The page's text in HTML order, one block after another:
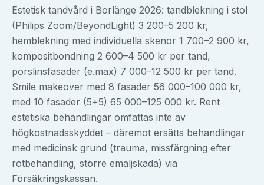
Estetisk tandvård i Borlänge 2026: tandblekning i stol
(Philips Zoom/BeyondLight) 3 200–5 200 kr,
hemblekning med individuella skenor 1 700–2 900 kr,
kompositbondning 2 600–4 500 kr per tand,
porslinsfasader (e.max) 7 000–12 500 kr per tand.
Smile makeover med 8 fasader 56 000–100 000 kr,
med 10 fasader (5+5) 65 000–125 000 kr. Rent
estetiska behandlingar omfattas inte av
högkostnadsskyddet – däremot ersätts behandlingar
med medicinsk grund (trauma, missfärgning efter
rotbehandling, större emaljskada) via
Försäkringskassan.